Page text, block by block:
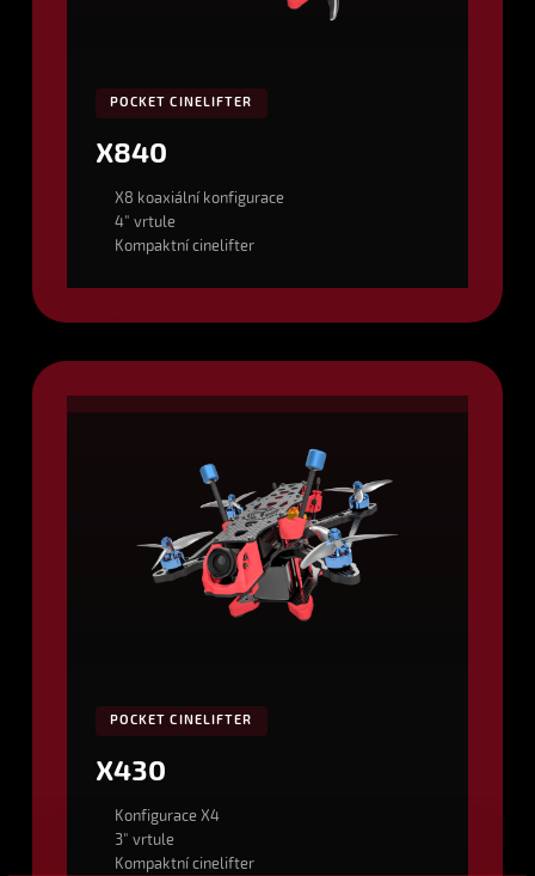
POCKET CINELIFTER
X840
X8 koaxiální konfigurace
4" vrtule
Kompaktní cinelifter
POCKET CINELIFTER
X430
Konfigurace X4
3" vrtule
Kompaktní cinelifter